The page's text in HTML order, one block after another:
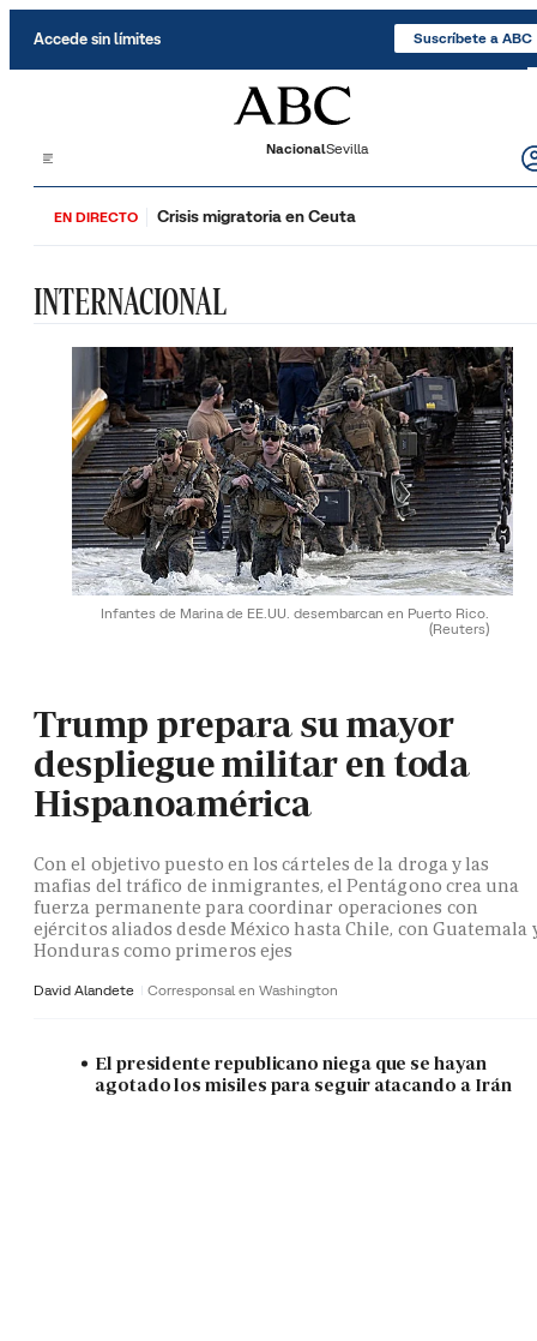
Accede sin límites Suscríbete a ABC
NacionalSevilla
EN DIRECTO Crisis migratoria en Ceuta
INTERNACIONAL
Infantes de Marina de EE.UU. desembarcan en Puerto Rico.
(Reuters)
Trump prepara su mayor
despliegue militar en toda
Hispanoamérica
Con el objetivo puesto en los cárteles de la droga y las
mafias del tráfico de inmigrantes, el Pentágono crea una
fuerza permanente para coordinar operaciones con
ejércitos aliados desde México hasta Chile, con Guatemala
Honduras como primeros ejes
David Alandete Corresponsal en Washington
El presidente republicano niega que se hayan
agotado los misiles para seguir atacando a Irán